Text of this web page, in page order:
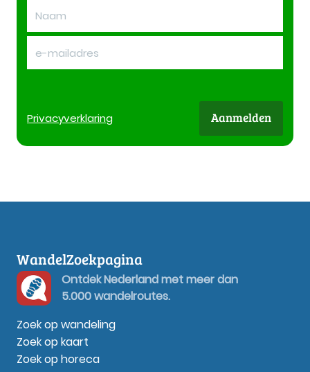
Privacyverklaring Aanmelden
WandelZoekpagina
Ontdek Nederland met meer dan
5.000 wandelroutes.
Zoek op wandeling
Zoek op kaart
Zoek op horeca